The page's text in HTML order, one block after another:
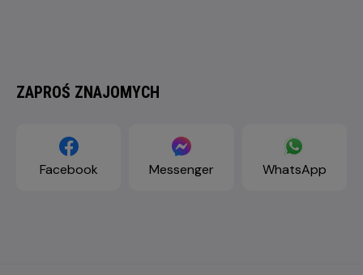
ZAPROŚ ZNAJOMYCH
Facebook Messenger WhatsApp